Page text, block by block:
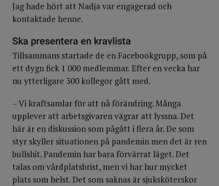
Jag hade hört att Nadja var engagerad och
kontaktade henne.
Ska presentera en kravlista
Tillsammans startade de en Facebookgrupp, som på
ett dygn fick 1 000 medlemmar. Efter en vecka har
nu ytterligare 300 kollegor gått med.
– Vi kraftsamlar för att nå förändring. Många
upplever att arbetsgivaren vägrar att lyssna. Det
här är en diskussion som pågått i flera år. De som
styr skyller situationen på pandemin men det är ren
bullshit. Pandemin har bara förvärrat läget. Det
talas om vårdplatsbrist, men vi har hur mycket
plats som helst. Det som saknas är sjuksköterskor